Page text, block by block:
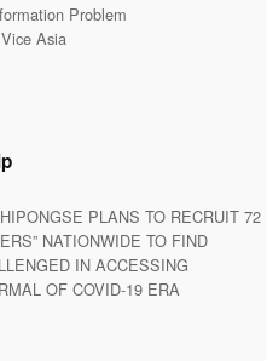
Problem
Asia
PLANS TO RECRUIT 72
NATIONWIDE TO FIND
IN ACCESSING
OF COVID-19 ERA